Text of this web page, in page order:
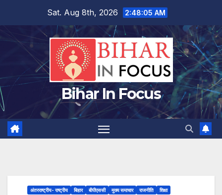
content
Sat. Aug 8th, 2026 2:48:05 AM
Bihar In Focus
अंतरराष्ट्रीय- राष्ट्रीय बिहार बीपीएससी मुख्य समाचार राजनीति शिक्षा